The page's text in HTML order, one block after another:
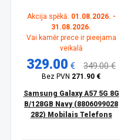
Akcija spēkā: 01.08.2026. -
31.08.2026.
Vai kamēr prece ir pieejama
veikalā
329.00 € 349.00 €
Bez PVN 271.90 €
Samsung Galaxy A57 5G 8G
B/128GB Navy (8806099028
282) Mobilais Telefons